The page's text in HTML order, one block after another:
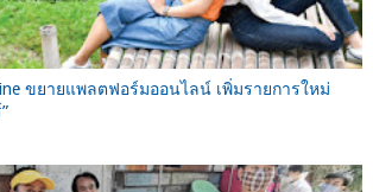
ขยายแพลตฟอร์มออนไลน์ เพิ่มรายการใหม่